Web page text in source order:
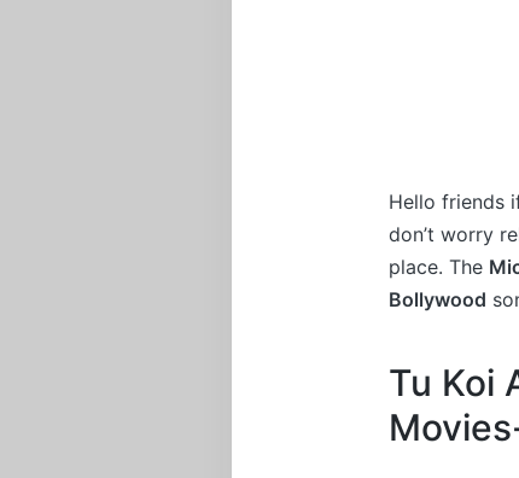
Hello friends
don’t worry
place. The
Bollywood
Tu Koi